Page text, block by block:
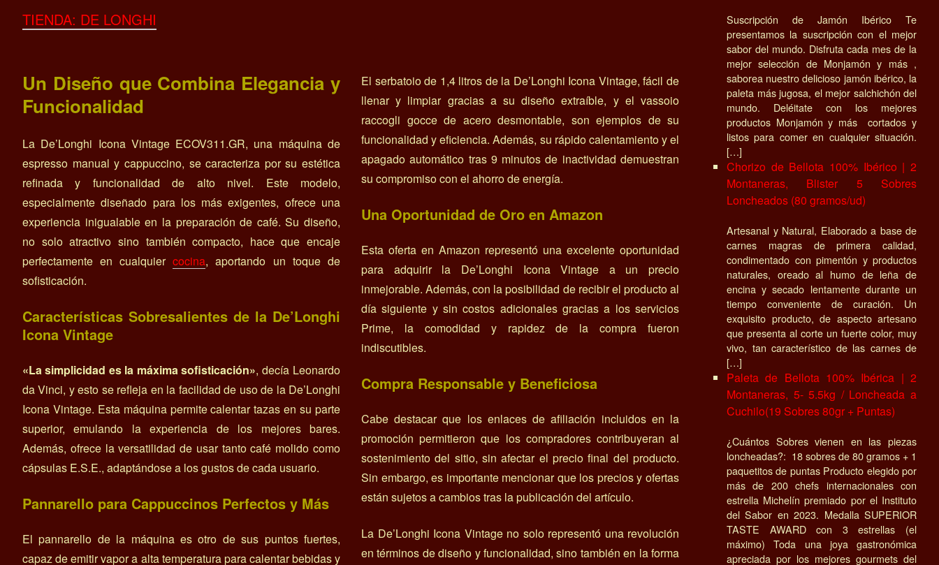
TIENDA: DE LONGHI
Un Diseño que Combina Elegancia y
Funcionalidad
La De’Longhi Icona Vintage ECOV311.GR, una máquina de
espresso manual y cappuccino, se caracteriza por su estética
refinada y funcionalidad de alto nivel. Este modelo,
especialmente diseñado para los más exigentes, ofrece una
experiencia inigualable en la preparación de café. Su diseño,
no solo atractivo sino también compacto, hace que encaje
perfectamente en cualquier cocina, aportando un toque de
sofisticación.
Características Sobresalientes de la De’Longhi
Icona Vintage
«La simplicidad es la máxima sofisticación», decía Leonardo
da Vinci, y esto se refleja en la facilidad de uso de la De’Longhi
Icona Vintage. Esta máquina permite calentar tazas en su parte
superior, emulando la experiencia de los mejores bares.
Además, ofrece la versatilidad de usar tanto café molido como
cápsulas E.S.E., adaptándose a los gustos de cada usuario.
Pannarello para Cappuccinos Perfectos y Más
El pannarello de la máquina es otro de sus puntos fuertes,
capaz de emitir vapor a alta temperatura para calentar bebidas y
El serbatoio de 1,4 litros de la De’Longhi Icona Vintage, fácil de
llenar y limpiar gracias a su diseño extraíble, y el vassoio
raccogli gocce de acero desmontable, son ejemplos de su
funcionalidad y eficiencia. Además, su rápido calentamiento y el
apagado automático tras 9 minutos de inactividad demuestran
su compromiso con el ahorro de energía.
Una Oportunidad de Oro en Amazon
Esta oferta en Amazon representó una excelente oportunidad
para adquirir la De’Longhi Icona Vintage a un precio
inmejorable. Además, con la posibilidad de recibir el producto al
día siguiente y sin costos adicionales gracias a los servicios
Prime, la comodidad y rapidez de la compra fueron
indiscutibles.
Compra Responsable y Beneficiosa
Cabe destacar que los enlaces de afiliación incluidos en la
promoción permitieron que los compradores contribuyeran al
sostenimiento del sitio, sin afectar el precio final del producto.
Sin embargo, es importante mencionar que los precios y ofertas
están sujetos a cambios tras la publicación del artículo.
La De’Longhi Icona Vintage no solo representó una revolución
en términos de diseño y funcionalidad, sino también en la forma
Suscripción de Jamón Ibérico Te
presentamos la suscripción con el mejor
sabor del mundo. Disfruta cada mes de la
mejor selección de Monjamón y más ,
saborea nuestro delicioso jamón ibérico, la
paleta más jugosa, el mejor salchichón del
mundo. Deléitate con los mejores
productos Monjamón y más cortados y
listos para comer en cualquier situación.
[…]
Chorizo de Bellota 100% Ibérico | 2
Montaneras, Blister 5 Sobres
Loncheados (80 gramos/ud)
Artesanal y Natural, Elaborado a base de
carnes magras de primera calidad,
condimentado con pimentón y productos
naturales, oreado al humo de leña de
encina y secado lentamente durante un
tiempo conveniente de curación. Un
exquisito producto, de aspecto artesano
que presenta al corte un fuerte color, muy
vivo, tan característico de las carnes de
[…]
Paleta de Bellota 100% Ibérica | 2
Montaneras, 5- 5.5kg / Loncheada a
Cuchilo(19 Sobres 80gr + Puntas)
¿Cuántos Sobres vienen en las piezas
loncheadas?: 18 sobres de 80 gramos + 1
paquetitos de puntas Producto elegido por
más de 200 chefs internacionales con
estrella Michelín premiado por el Instituto
del Sabor en 2023. Medalla SUPERIOR
TASTE AWARD con 3 estrellas (el
máximo) Toda una joya gastronómica
apreciada por los mejores gourmets del